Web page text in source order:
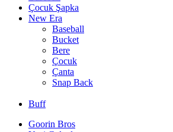
Çocuk Şapka
New Era
Baseball
Bucket
Bere
Çocuk
Çanta
Snap Back
Buff
Goorin Bros